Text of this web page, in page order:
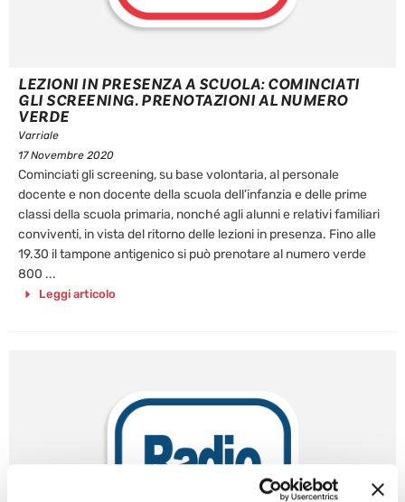
LEZIONI IN PRESENZA A SCUOLA: COMINCIATI
GLI SCREENING. PRENOTAZIONI AL NUMERO
VERDE
Varriale
17 Novembre 2020
Cominciati gli screening, su base volontaria, al personale
docente e non docente della scuola dell’infanzia e delle prime
classi della scuola primaria, nonché agli alunni e relativi familiari
conviventi, in vista del ritorno delle lezioni in presenza. Fino alle
19.30 il tampone antigenico si può prenotare al numero verde
800 ...
Leggi articolo